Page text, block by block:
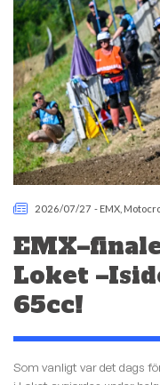
2026/07/27 - EMX
Loket
65cc!
Som vanligt var det dags